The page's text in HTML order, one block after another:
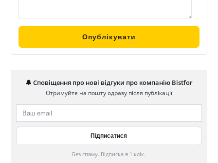
🔔 Сповіщення про нові відгуки про компанію Bistfor
Отримуйте на пошту одразу після публікації
Без спаму. Відписка в 1 клік.